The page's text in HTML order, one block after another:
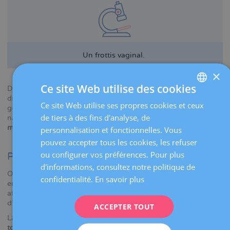
Un frottis vaginal.
De plus, comme nous disposons de spécialistesde
différents domaines (endocrinologie, nutrition, psychologie,
génétique, cardiologie, médecine interne, thérapies
naturelles...), nous vous recevrons avec un point de vue
multidisciplinaire.
Pour qui
On estime que plus de 20 % des femmes qui souhaitent être
enceinte ont un problème de santé qui, bien qu'il puisse
affecter le déroulement de la grossesse, estidentifiable
d'une visite médicale et peut être facilement
corrigé
La phase de conseil pré-grossesse est donc conseillé
toutes les femmes
qui souhaitent être enceintes, car il a été
SPANISH
×
Ce site Web utilise des cookies
Ce site Web utilise ses propres cookies et ceux
de tiers à des fins d'analyse, de
personnalisation et fonctionnelles. Vous
pouvez accepter tous les cookies, les refuser
ou configurer vos préférences. Pour plus
d'informations, consultez notre politique de
confidentialité. En savoir plus
ACCEPTER TOUT